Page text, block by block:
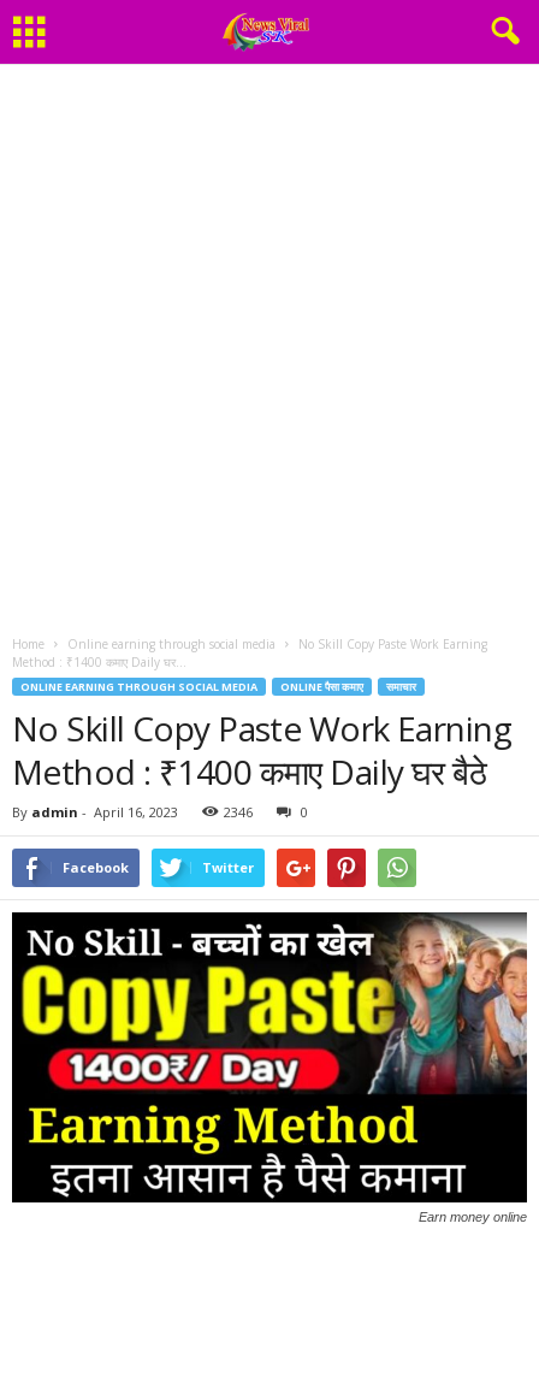
Home Online earning through social media
No Skill Copy Paste Work Earning
Method : ₹1400 कमाए Daily घर...
ONLINE EARNING THROUGH SOCIAL MEDIA ONLINE पैसा कमाए समाचार
No Skill Copy Paste Work Earning
Method : ₹1400 कमाए Daily घर बैठे
By admin - April 16, 2023 2346 0
Facebook Twitter
Earn money online